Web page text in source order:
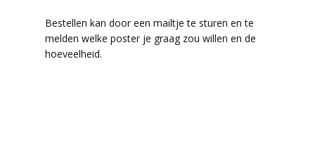
Bestellen kan door een mailtje te sturen en te
melden welke poster je graag zou willen en de
hoeveelheid.